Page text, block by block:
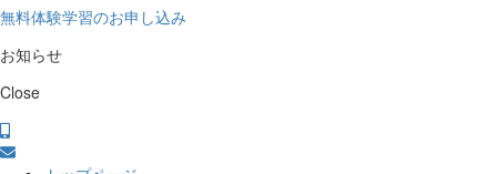
無料体験学習のお申し込み
お知らせ
Close